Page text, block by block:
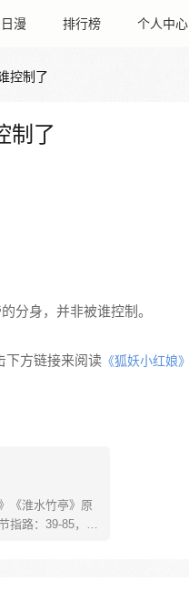
日漫 排行榜 个人中心
控制了
制了
分身，并非被谁控制。
下方链接来阅读 《狐妖小红娘》
《淮水竹亭》原
指路：39-85，淮